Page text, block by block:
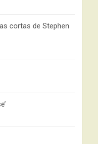
cortas de Stephen